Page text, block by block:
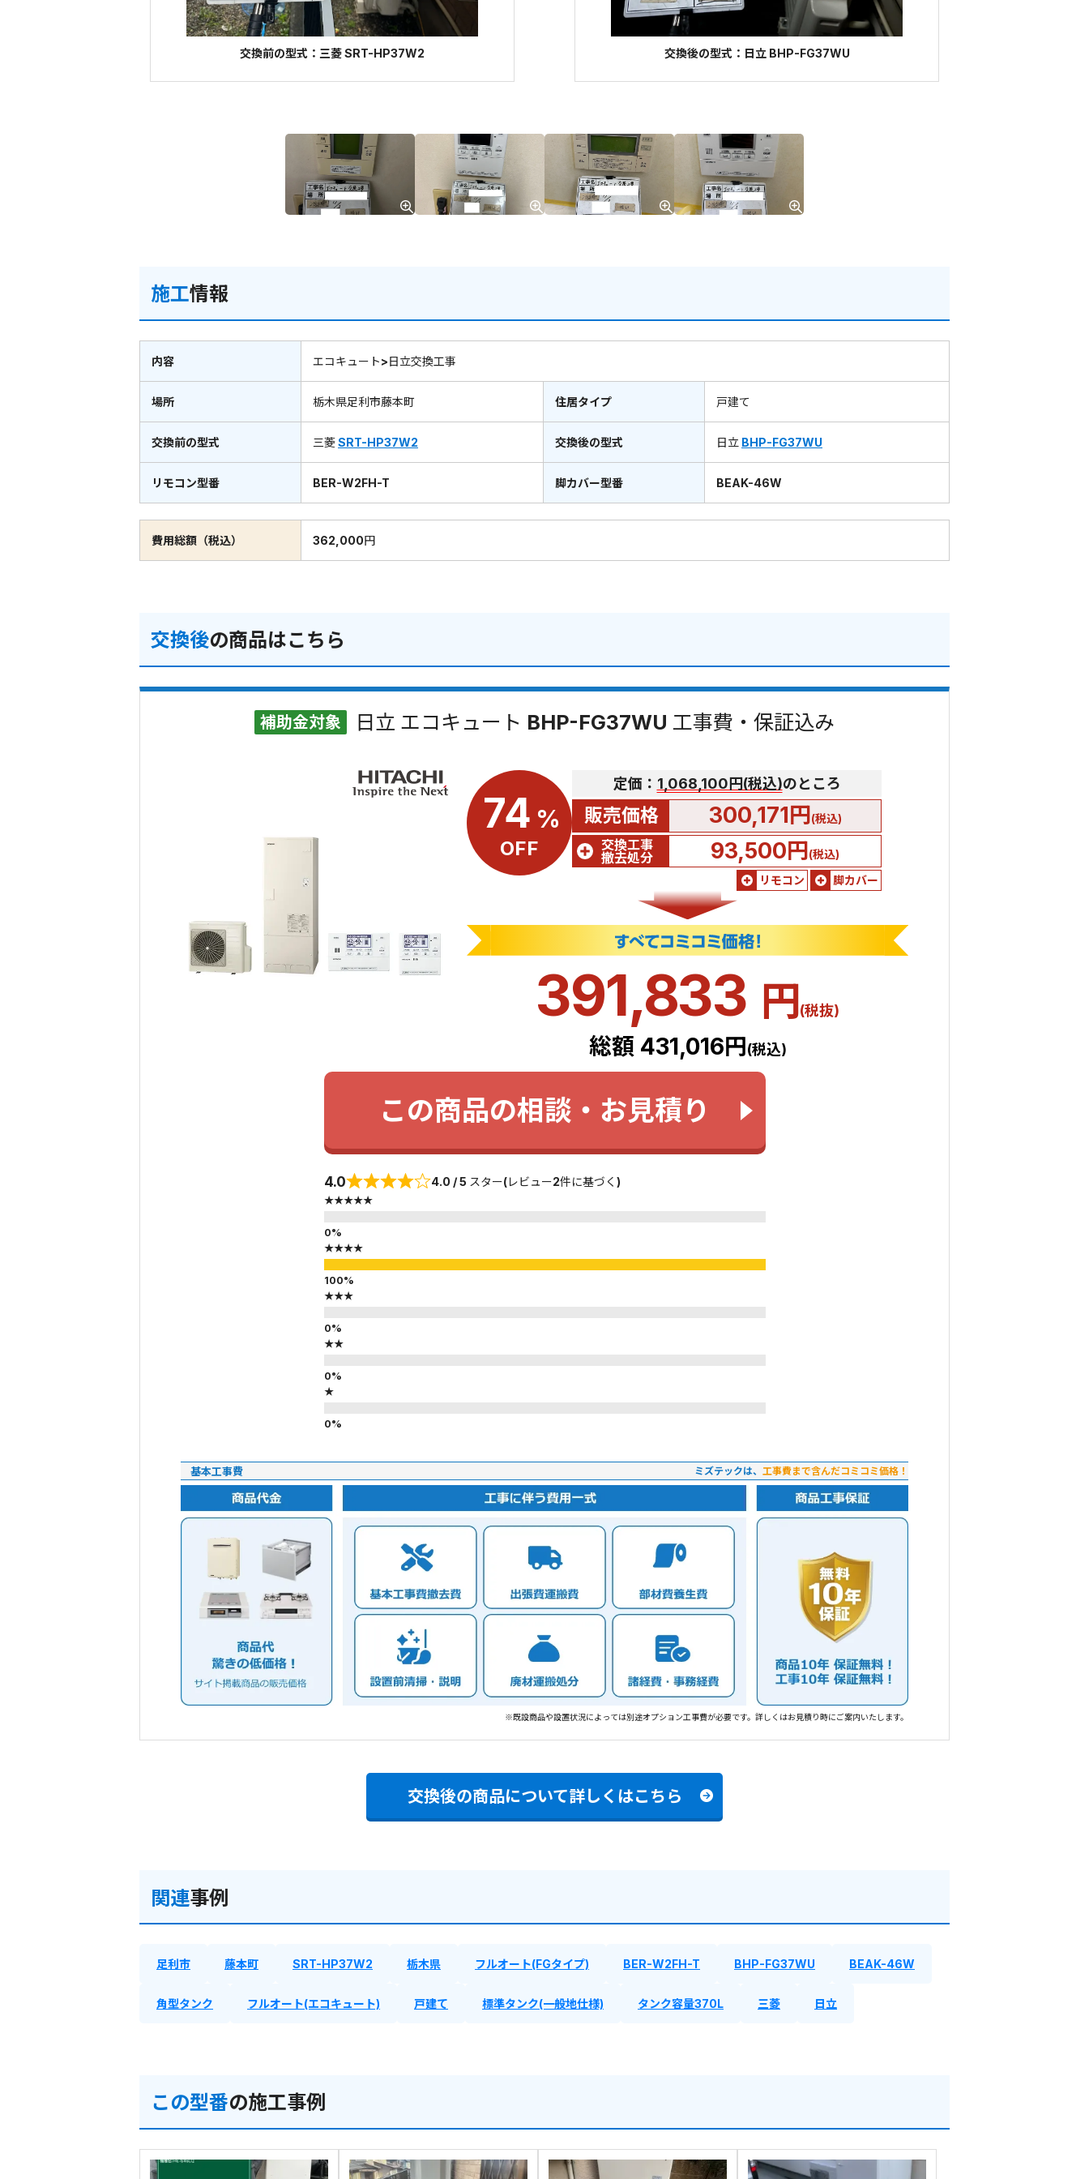
交換前の型式：三菱 SRT-HP37W2 交換後の型式：日立 BHP-FG37WU
施工情報
内容 エコキュート>日立交換工事
場所 栃木県足利市藤本町 住居タイプ 戸建て
交換前の型式 三菱SRT-HP37W2 交換後の型式 日立 BHP-FG37WU
リモコン型番 BER-W2FH-T 脚カバー型番 BEAK-46W
費用総額（税込） 362,000円
交換後の商品はこちら
補助金対象 日立 エコキュート BHP-FG37WU 工事費・保証込み
74 %
OFF
定価： 1,068,100円(税込)のところ
販売価格 300,171円(税込)
交換工事
撤去処分
93,500円(税込)
リモコン
脚カバー
391,833 円(税抜)
総額 431,016円(税込)
この商品の相談・お見積り
4.0 4.0 / 5 スター(レビュー2件に基づく)
★★★★★
★★★★
★★★
★★
★
基本工事費 ミズテックは、 工事費まで含んだコミコミ価格！
※既設商品や設置状況によっては別途オプション工事費が必要です。詳しくはお見積り時にご案内いたします。
交換後の商品について詳しくはこちら
関連事例
足利市 藤本町 SRT-HP37W2 栃木県 フルオート(FGタイプ) BER-W2FH-T BHP-FG37WU BEAK-46W
角型タンク フルオート(エコキュート) 戸建て 標準タンク(一般地仕様) タンク容量370L 三菱 日立
この型番の施工事例